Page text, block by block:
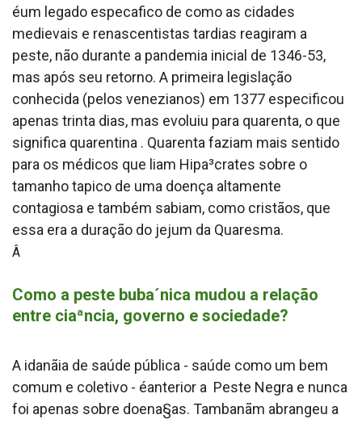
éum legado especa­fico de como as cidades
medievais e renascentistas tardias reagiram a
peste, não durante a pandemia inicial de 1346-53,
mas após seu retorno. A primeira legislação
conhecida (pelos venezianos) em 1377 especificou
apenas trinta dias, mas evoluiu para quarenta, o que
significa quarentina . Quarenta faziam mais sentido
para os médicos que liam Hipa³crates sobre o
tamanho ta­pico de uma doença altamente
contagiosa e também sabiam, como cristãos, que
essa era a duração do jejum da Quaresma.
Â
Como a peste buba´nica mudou a relação
entre ciaªncia, governo e sociedade?
A idanãia de saúde pública - saúde como um bem
comum e coletivo - éanterior a Peste Negra e nunca
foi apenas sobre doena§as. Tambanãm abrangeu a